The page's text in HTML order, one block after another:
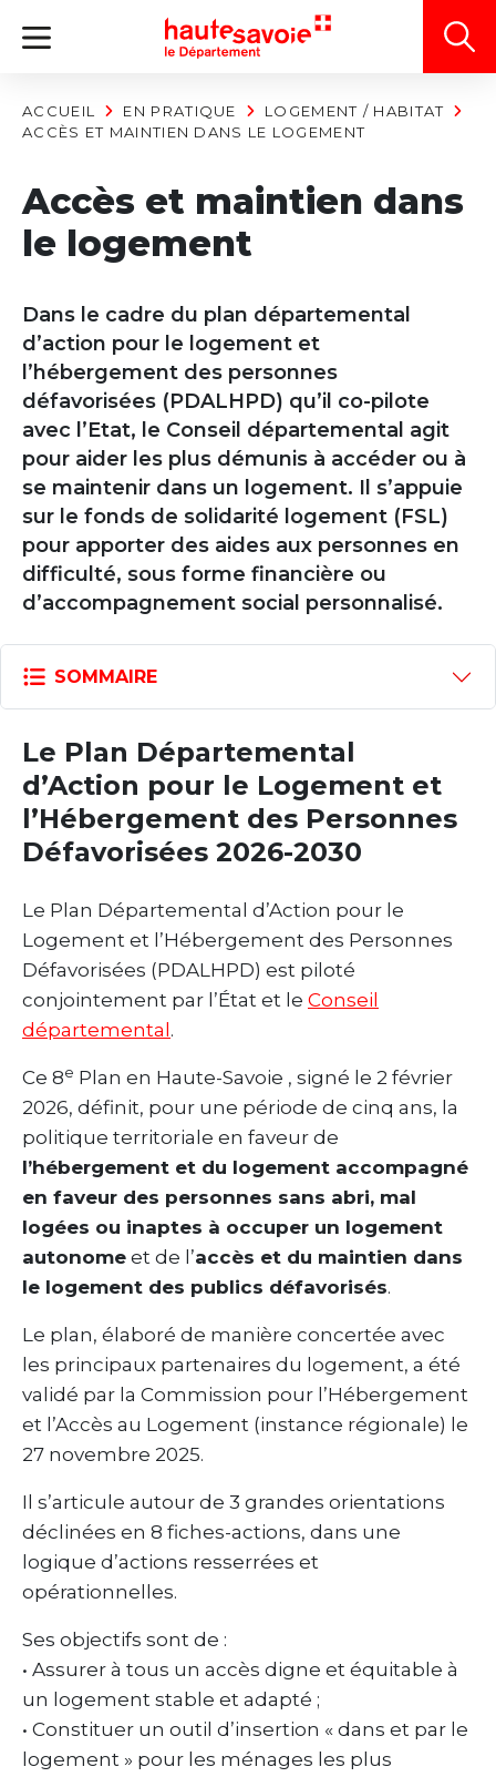
Panneau de gestion des cookies
ACCUEIL EN PRATIQUE
LOGEMENT / HABITAT
ACCÈS ET MAINTIEN DANS LE LOGEMENT
Accès et maintien dans
le logement
Dans le cadre du plan départemental
d’action pour le logement et
l’hébergement des personnes
défavorisées (PDALHPD) qu’il co-pilote
avec l’Etat, le Conseil départemental agit
pour aider les plus démunis à accéder ou à
se maintenir dans un logement. Il s’appuie
sur le fonds de solidarité logement (FSL)
pour apporter des aides aux personnes en
difficulté, sous forme financière ou
d’accompagnement social personnalisé.
SOMMAIRE
Le Plan Départemental
d’Action pour le Logement et
l’Hébergement des Personnes
Défavorisées 2026-2030
Le Plan Départemental d’Action pour le
Logement et l’Hébergement des Personnes
Défavorisées (PDALHPD) est piloté
conjointement par l’État et le Conseil
départemental .
Ce 8e Plan en Haute-Savoie , signé le 2 février
2026, définit, pour une période de cinq ans, la
politique territoriale en faveur de
l’hébergement et du logement accompagné
en faveur des personnes sans abri, mal
logées ou inaptes à occuper un logement
autonome et de l’accès et du maintien dans
le logement des publics défavorisés.
Le plan, élaboré de manière concertée avec
les principaux partenaires du logement, a été
validé par la Commission pour l’Hébergement
et l’Accès au Logement (instance régionale) le
27 novembre 2025.
Il s’articule autour de 3 grandes orientations
déclinées en 8 fiches-actions, dans une
logique d’actions resserrées et
opérationnelles.
Ses objectifs sont de :
• Assurer à tous un accès digne et équitable à
un logement stable et adapté ;
• Constituer un outil d’insertion « dans et par le
logement » pour les ménages les plus